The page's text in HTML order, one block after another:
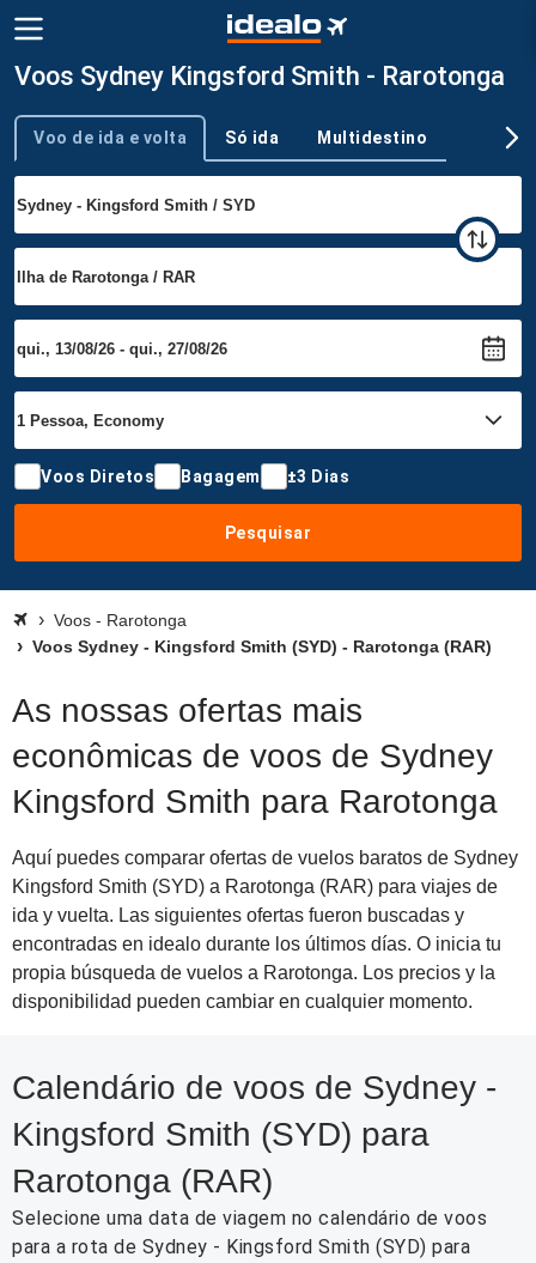
Voos Sydney Kingsford Smith - Rarotonga
Tipo de viagem
Voo de ida e volta Só ida Multidestino
Voos Diretos Bagagem ±3 Dias
Pesquisar
Voos - Rarotonga
Voos Sydney - Kingsford Smith (SYD) - Rarotonga (RAR)
As nossas ofertas mais
econômicas de voos de Sydney
Kingsford Smith para Rarotonga
Aquí puedes comparar ofertas de vuelos baratos de Sydney
Kingsford Smith (SYD) a Rarotonga (RAR) para viajes de
ida y vuelta. Las siguientes ofertas fueron buscadas y
encontradas en idealo durante los últimos días. O inicia tu
propia búsqueda de vuelos a Rarotonga. Los precios y la
disponibilidad pueden cambiar en cualquier momento.
Calendário de voos de Sydney -
Kingsford Smith (SYD) para
Rarotonga (RAR)
Selecione uma data de viagem no calendário de voos
para a rota de Sydney - Kingsford Smith (SYD) para